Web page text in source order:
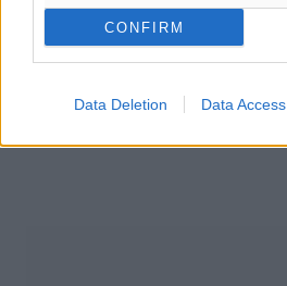
CONFIRM
Data Deletion Data Access